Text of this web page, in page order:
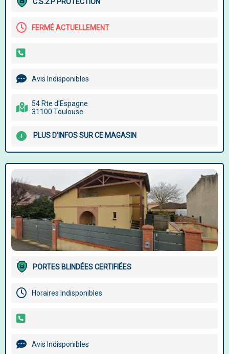
FERMÉ ACTUELLEMENT
Avis Indisponibles
54 Rte d'Espagne
31100 Toulouse
PLUS D'INFOS SUR CE MAGASIN
PORTES BLINDÉES CERTIFIÉES
Horaires Indisponibles
Avis Indisponibles